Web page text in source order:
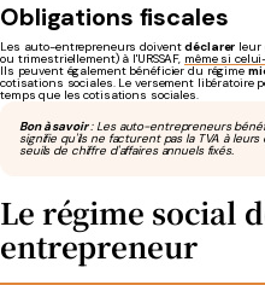
Obligations fiscales
Les auto-entrepreneurs doiventdéclarer leur
ou trimestriellement) à l'URSSAF, même si
Ils peuvent également bénéficier du régime
cotisations sociales. Le versement libératoire
temps que les cotisations sociales.
Bon à savoir: Les auto-entrepreneurs
signifie qu'ils ne facturent pas la TVA à
seuils de chiffre d'affaires annuels fixés.
Le régime social
entrepreneur